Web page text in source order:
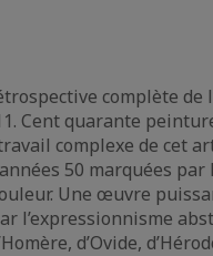
complète de
Cent quarante
complexe de cet
50 marquées
Une œuvre
l’expressionnisme
d’Ovide,